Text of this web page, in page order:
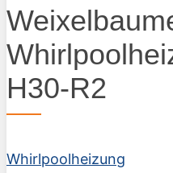
H30-R2
Whirlpoolheizung